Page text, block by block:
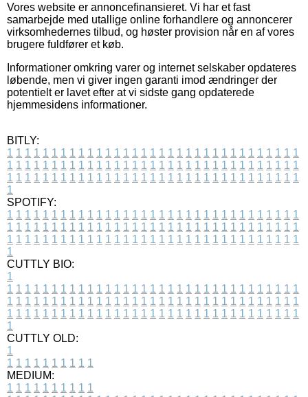
Vores website er annoncefinansieret. Vi har et fast
samarbejde med utallige online forhandlere og annoncerer
virksomhedernes tilbud, og høster provision når en af vores
brugere fuldfører et køb.
Informationer omkring varer og internet selskaber opdateres
løbende, men vi giver ingen garanti imod ændringer der
potentielt er lavet efter at vi sidste gang opdaterede
hjemmesidens informationer.
BITLY:
1 1 1 1 1 1 1 1 1 1 1 1 1 1 1 1 1 1 1 1 1 1 1 1 1 1 1 1 1 1 1 1 1
1 1 1 1 1 1 1 1 1 1 1 1 1 1 1 1 1 1 1 1 1 1 1 1 1 1 1 1 1 1 1 1 1
1 1 1 1 1 1 1 1 1 1 1 1 1 1 1 1 1 1 1 1 1 1 1 1 1 1 1 1 1 1 1 1 1
1
SPOTIFY:
1 1 1 1 1 1 1 1 1 1 1 1 1 1 1 1 1 1 1 1 1 1 1 1 1 1 1 1 1 1 1 1 1
1 1 1 1 1 1 1 1 1 1 1 1 1 1 1 1 1 1 1 1 1 1 1 1 1 1 1 1 1 1 1 1 1
1 1 1 1 1 1 1 1 1 1 1 1 1 1 1 1 1 1 1 1 1 1 1 1 1 1 1 1 1 1 1 1 1
1
CUTTLY BIO:
1
1 1 1 1 1 1 1 1 1 1 1 1 1 1 1 1 1 1 1 1 1 1 1 1 1 1 1 1 1 1 1 1 1
1 1 1 1 1 1 1 1 1 1 1 1 1 1 1 1 1 1 1 1 1 1 1 1 1 1 1 1 1 1 1 1 1
1 1 1 1 1 1 1 1 1 1 1 1 1 1 1 1 1 1 1 1 1 1 1 1 1 1 1 1 1 1 1 1 1
1
CUTTLY OLD:
1
1 1 1 1 1 1 1 1 1 1
MEDIUM:
1 1 1 1 1 1 1 1 1 1